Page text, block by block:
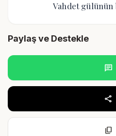
Vahdet
Paylaş ve Destekle
chat
share
content_copy